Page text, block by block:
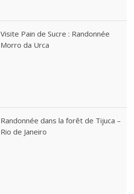
Visite Pain de Sucre : Randonnée
Morro da Urca
Randonnée dans la forêt de Tijuca –
Rio de Janeiro